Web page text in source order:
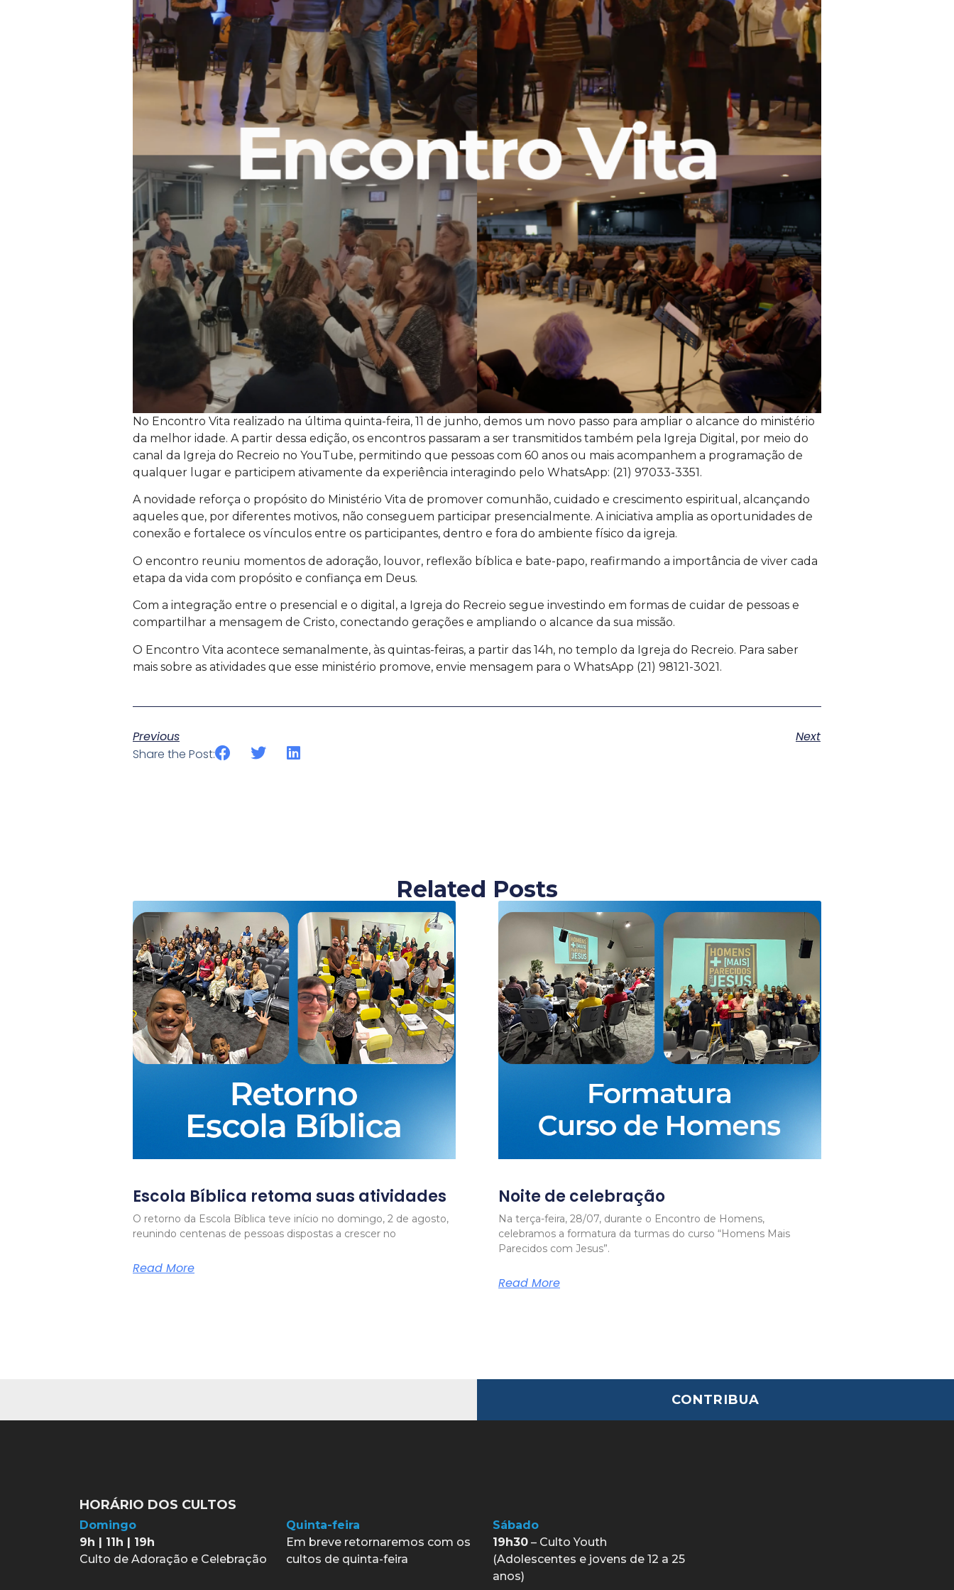
No Encontro Vita realizado na última quinta-feira, 11 de junho, demos um novo passo para ampliar o alcance do ministério
da melhor idade. A partir dessa edição, os encontros passaram a ser transmitidos também pela Igreja Digital, por meio do
canal da Igreja do Recreio no YouTube, permitindo que pessoas com 60 anos ou mais acompanhem a programação de
qualquer lugar e participem ativamente da experiência interagindo pelo WhatsApp: (21) 97033-3351.
A novidade reforça o propósito do Ministério Vita de promover comunhão, cuidado e crescimento espiritual, alcançando
aqueles que, por diferentes motivos, não conseguem participar presencialmente. A iniciativa amplia as oportunidades de
conexão e fortalece os vínculos entre os participantes, dentro e fora do ambiente físico da igreja.
O encontro reuniu momentos de adoração, louvor, reflexão bíblica e bate-papo, reafirmando a importância de viver cada
etapa da vida com propósito e confiança em Deus.
Com a integração entre o presencial e o digital, a Igreja do Recreio segue investindo em formas de cuidar de pessoas e
compartilhar a mensagem de Cristo, conectando gerações e ampliando o alcance da sua missão.
O Encontro Vita acontece semanalmente, às quintas-feiras, a partir das 14h, no templo da Igreja do Recreio. Para saber
mais sobre as atividades que esse ministério promove, envie mensagem para o WhatsApp (21) 98121-3021.
Previous
Next
Share the Post:
Related Posts
Escola Bíblica retoma suas atividades
O retorno da Escola Bíblica teve início no domingo, 2 de agosto,
reunindo centenas de pessoas dispostas a crescer no
Read More
Noite de celebração
Na terça-feira, 28/07, durante o Encontro de Homens,
celebramos a formatura da turmas do curso “Homens Mais
Parecidos com Jesus”.
Read More
CONTRIBUA
HORÁRIO DOS CULTOS
Domingo
9h | 11h | 19h
Culto de Adoração e Celebração
Quinta-feira
Em breve retornaremos com os
cultos de quinta-feira
Sábado
19h30– Culto Youth
(Adolescentes e jovens de 12 a 25
anos)